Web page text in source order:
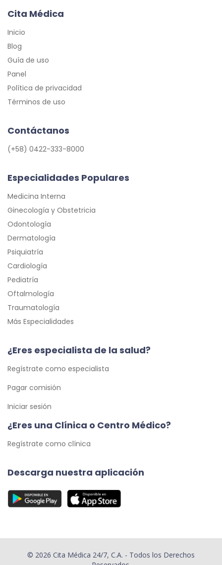
Cita Médica
Inicio
Blog
Guía de uso
Panel
Política de privacidad
Términos de uso
Contáctanos
(+58) 0422-333-8000
Especialidades Populares
Medicina Interna
Ginecología y Obstetricia
Odontología
Dermatología
Psiquiatría
Cardiología
Pediatría
Oftalmología
Traumatología
Más Especialidades
¿Eres especialista de la salud?
Regístrate como especialista
Pagar comisión
Iniciar sesión
¿Eres una Clínica o Centro Médico?
Regístrate como clínica
Descarga nuestra aplicación
© 2026 Cita Médica 24/7, C.A. - Todos los Derechos